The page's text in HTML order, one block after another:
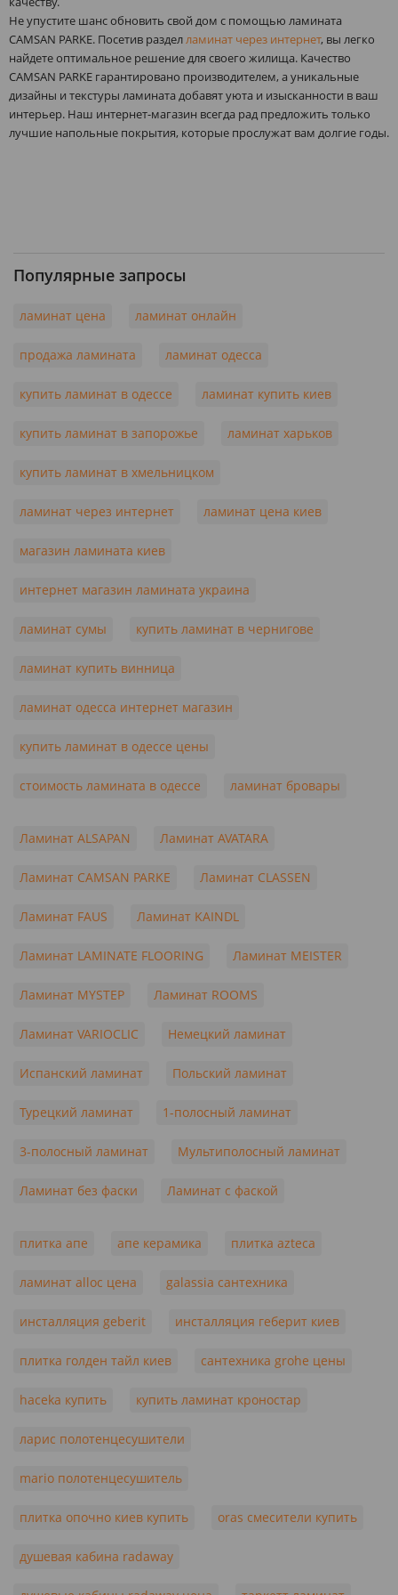
Не упустите шанс обновить свой дом с помощью ламината
CAMSAN PARKE. Посетив разделламинат через интернет, вы легко
найдете оптимальное решение для своего жилища. Качество
CAMSAN PARKE гарантировано производителем, а уникальные
дизайны и текстуры ламината добавят уюта и изысканности в ваш
интерьер. Наш интернет-магазин всегда рад предложить только
лучшие напольные покрытия, которые прослужат вам долгие годы.
Популярные запросы
ламинат цена ламинат онлайн
продажа ламината ламинат одесса
купить ламинат в одессе ламинат купить киев
купить ламинат в запорожье ламинат харьков
купить ламинат в хмельницком
ламинат через интернет ламинат цена киев
магазин ламината киев
интернет магазин ламината украина
ламинат сумы купить ламинат в чернигове
ламинат купить винница
ламинат одесса интернет магазин
купить ламинат в одессе цены
стоимость ламината в одессе ламинат бровары
Ламинат ALSAPAN Ламинат AVATARA
Ламинат CAMSAN PARKE Ламинат CLASSEN
Ламинат FAUS Ламинат KAINDL
Ламинат LAMINATE FLOORING Ламинат MEISTER
Ламинат MYSTEP Ламинат ROOMS
Ламинат VARIOCLIC Немецкий ламинат
Испанский ламинат Польский ламинат
Турецкий ламинат 1-полосный ламинат
3-полосный ламинат Мультиполосный ламинат
Ламинат без фаски Ламинат с фаской
плитка апе апе керамика плитка azteca
ламинат alloc цена galassia сантехника
инсталляция geberit инсталляция геберит киев
плитка голден тайл киев сантехника grohe цены
haceka купить купить ламинат кроностар
ларис полотенцесушители
mario полотенцесушитель
плитка опочно киев купить oras смесители купить
душевая кабина radaway